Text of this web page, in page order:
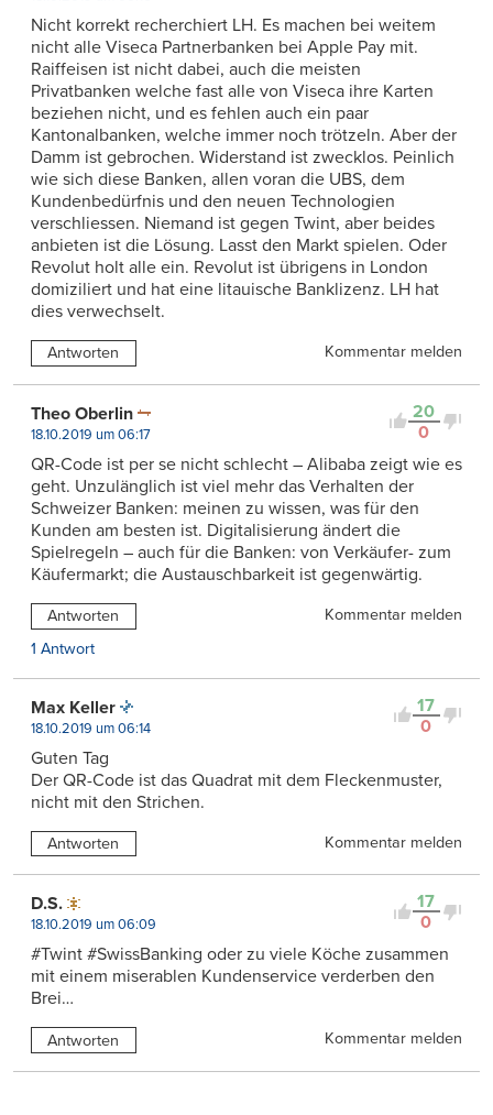
Nicht korrekt recherchiert LH. Es machen bei weitem
nicht alle Viseca Partnerbanken bei Apple Pay mit.
Raiffeisen ist nicht dabei, auch die meisten
Privatbanken welche fast alle von Viseca ihre Karten
beziehen nicht, und es fehlen auch ein paar
Kantonalbanken, welche immer noch trötzeln. Aber der
Damm ist gebrochen. Widerstand ist zwecklos. Peinlich
wie sich diese Banken, allen voran die UBS, dem
Kundenbedürfnis und den neuen Technologien
verschliessen. Niemand ist gegen Twint, aber beides
anbieten ist die Lösung. Lasst den Markt spielen. Oder
Revolut holt alle ein. Revolut ist übrigens in London
domiziliert und hat eine litauische Banklizenz. LH hat
dies verwechselt.
Antworten Kommentar melden
20
0
Theo Oberlin
18.10.2019 um 06:17
QR-Code ist per se nicht schlecht – Alibaba zeigt wie es
geht. Unzulänglich ist viel mehr das Verhalten der
Schweizer Banken: meinen zu wissen, was für den
Kunden am besten ist. Digitalisierung ändert die
Spielregeln – auch für die Banken: von Verkäufer- zum
Käufermarkt; die Austauschbarkeit ist gegenwärtig.
Antworten
Kommentar melden
1 Antwort
17
0
Max Keller
18.10.2019 um 06:14
Guten Tag
Der QR-Code ist das Quadrat mit dem Fleckenmuster,
nicht mit den Strichen.
Antworten Kommentar melden
17
0
D.S.
18.10.2019 um 06:09
#Twint #SwissBanking oder zu viele Köche zusammen
mit einem miserablen Kundenservice verderben den
Brei…
Antworten Kommentar melden